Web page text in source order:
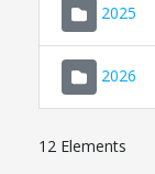
2025
2026
12 Elements